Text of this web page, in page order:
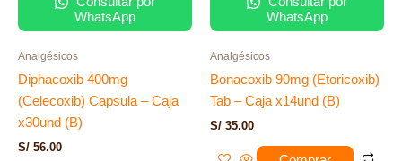
WhatsApp
Analgésicos
Diphacoxib 400mg
(Celecoxib) Capsula – Caja
x30und (B)
S/ 56.00
WhatsApp
Analgésicos
Bonacoxib 90mg (Etoricoxib)
Tab – Caja x14und (B)
S/ 35.00